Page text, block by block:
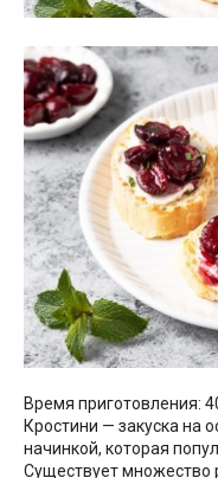
Время приготовления:
Кростини — закуска на
начинкой, которая
Существует множество